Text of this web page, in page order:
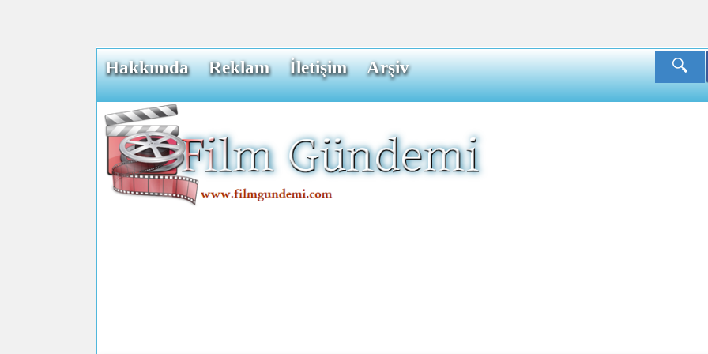
Hakkımda Reklam İletişim Arşiv